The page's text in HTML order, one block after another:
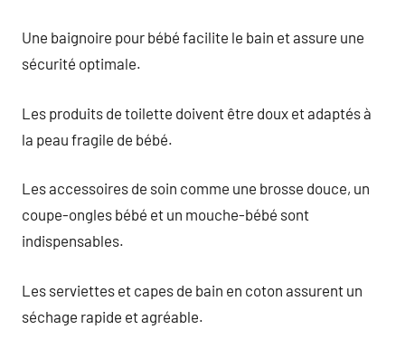
Une baignoire pour bébé facilite le bain et assure une
sécurité optimale.
Les produits de toilette doivent être doux et adaptés à
la peau fragile de bébé.
Les accessoires de soin comme une brosse douce, un
coupe-ongles bébé et un mouche-bébé sont
indispensables.
Les serviettes et capes de bain en coton assurent un
séchage rapide et agréable.